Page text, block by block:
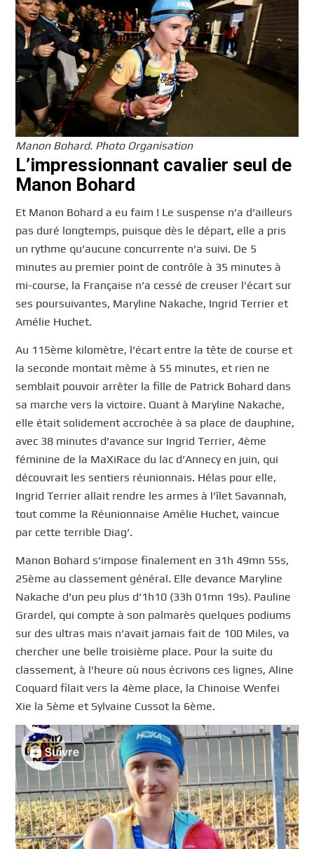
Manon Bohard. Photo Organisation
L’impressionnant cavalier seul de
Manon Bohard
Et Manon Bohard a eu faim ! Le suspense n’a d’ailleurs
pas duré longtemps, puisque dès le départ, elle a pris
un rythme qu’aucune concurrente n’a suivi. De 5
minutes au premier point de contrôle à 35 minutes à
mi-course, la Française n’a cessé de creuser l’écart sur
ses poursuivantes, Maryline Nakache, Ingrid Terrier et
Amélie Huchet.
Au 115ème kilomètre, l’écart entre la tête de course et
la seconde montait même à 55 minutes, et rien ne
semblait pouvoir arrêter la fille de Patrick Bohard dans
sa marche vers la victoire. Quant à Maryline Nakache,
elle était solidement accrochée à sa place de dauphine,
avec 38 minutes d’avance sur Ingrid Terrier, 4ème
féminine de la MaXiRace du lac d’Annecy en juin, qui
découvrait les sentiers réunionnais. Hélas pour elle,
Ingrid Terrier allait rendre les armes à l’îlet Savannah,
tout comme la Réunionnaise Amélie Huchet, vaincue
par cette terrible Diag’.
Manon Bohard s’impose finalement en 31h 49mn 55s,
25ème au classement général. Elle devance Maryline
Nakache d’un peu plus d’1h10 (33h 01mn 19s). Pauline
Grardel, qui compte à son palmarès quelques podiums
sur des ultras mais n’avait jamais fait de 100 Miles, va
chercher une belle troisième place. Pour la suite du
classement, à l’heure où nous écrivons ces lignes, Aline
Coquard filait vers la 4ème place, la Chinoise Wenfei
Xie la 5ème et Sylvaine Cussot la 6ème.